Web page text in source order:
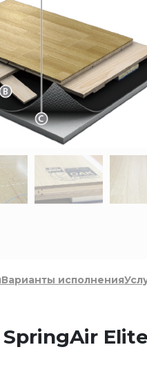
Варианты исполнения
Elite